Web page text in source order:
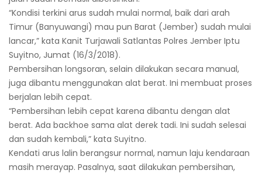
“Kondisi terkini arus sudah mulai normal, baik dari arah
Timur (Banyuwangi) mau pun Barat (Jember) sudah mulai
lancar,” kata Kanit Turjawali Satlantas Polres Jember Iptu
Suyitno, Jumat (16/3/2018).
Pembersihan longsoran, selain dilakukan secara manual,
juga dibantu menggunakan alat berat. Ini membuat proses
berjalan lebih cepat.
“Pembersihan lebih cepat karena dibantu dengan alat
berat. Ada backhoe sama alat derek tadi. Ini sudah selesai
dan sudah kembali,” kata Suyitno.
Kendati arus lalin berangsur normal, namun laju kendaraan
masih merayap. Pasalnya, saat dilakukan pembersihan,